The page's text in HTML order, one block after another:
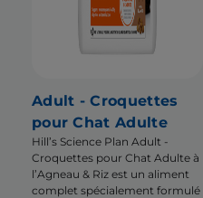
Adult - Croquettes
pour Chat Adulte
Hill’s Science Plan Adult -
Croquettes pour Chat Adulte à
l’Agneau & Riz est un aliment
complet spécialement formulé